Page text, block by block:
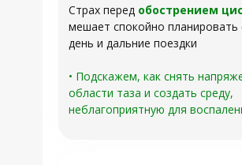
Страх перед обострением
мешает спокойно планировать
день и дальние поездки
• Подскажем, как снять
области таза и создать среду,
неблагоприятную для